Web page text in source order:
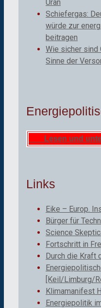
Uran
Schiefergas:
würde zur
beitragen
Wie sicher sind
Sinne der
Lesen und
Links
Eike – Europ.
Bürger für
Science
Fortschritt in
Durch die Kraft
[Keil/Limburg/
Klimamanifest
Energiepolitik